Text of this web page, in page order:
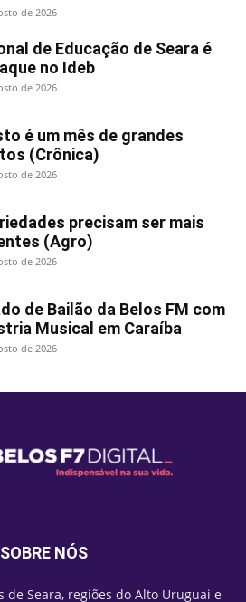
de 2026
de Educação de Seara é
no Ideb
de 2026
é um mês de grandes
(Crônica)
de 2026
precisam ser mais
(Agro)
de 2026
de Bailão da Belos FM com
Musical em Caraíba
de 2026
SOBRE NÓS
de Seara, regiões do Alto Uruguai e